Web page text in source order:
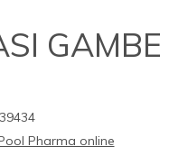
Pharma online